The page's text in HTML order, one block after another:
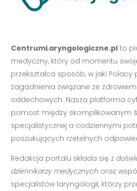
CentrumLaryngologiczne.pl to
medyczny, który od momentu
przekształca sposób, w jaki Polacy
zagadnienia związane ze
oddechowych. Nasza platforma
pomost między skomplikowanym
specjalistycznej a codziennymi
poszukujących rzetelnych
Redakcja portalu składa się z
dziennikarzy medycznych oraz
specjalistów laryngologii, którzy